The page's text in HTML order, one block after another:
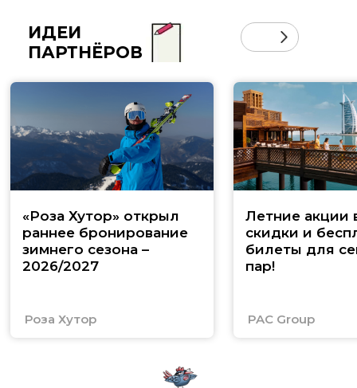
ИДЕИ
ПАРТНЁРОВ
«Роза Хутор» открыл
раннее бронирование
зимнего сезона –
2026/2027
Роза Хутор
Летние акции
скидки и
билеты для
пар!
PAC Group